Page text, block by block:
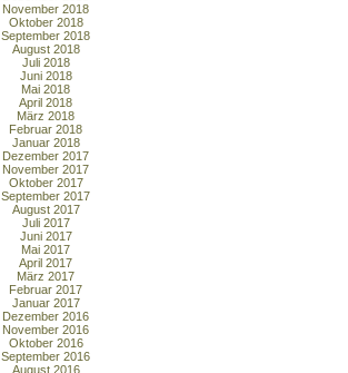
November 2018
Oktober 2018
September 2018
August 2018
Juli 2018
Juni 2018
Mai 2018
April 2018
März 2018
Februar 2018
Januar 2018
Dezember 2017
November 2017
Oktober 2017
September 2017
August 2017
Juli 2017
Juni 2017
Mai 2017
April 2017
März 2017
Februar 2017
Januar 2017
Dezember 2016
November 2016
Oktober 2016
September 2016
August 2016